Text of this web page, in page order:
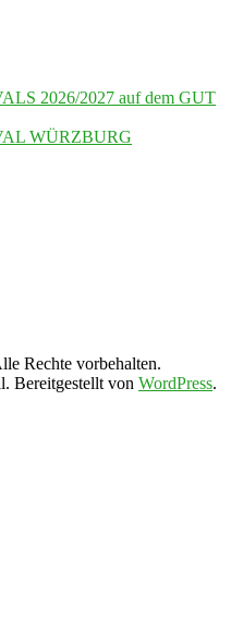
2026/2027 auf dem GUT
WÜRZBURG
Rechte vorbehalten.
Bereitgestellt von WordPress.